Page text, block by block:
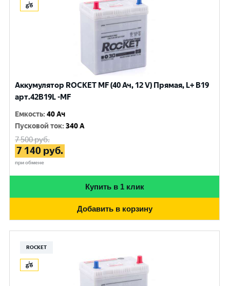
Аккумулятор ROCKET MF (40 Ач, 12 V) Прямая, L+ B19
арт.42B19L -MF
Емкость:40 Ач
Пусковой ток:340 A
7 500руб.
7 140 руб.
при обмене
Купить в 1 клик
Добавить в корзину
ROCKET